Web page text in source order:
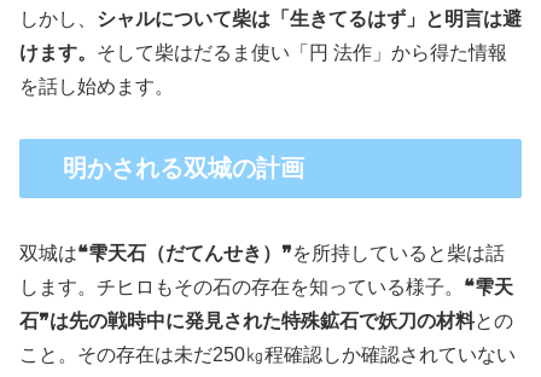
しかし、 シャルについて柴は「生きてるはず」と明言は避
けます。 そして柴はだるま使い「円 法作」から得た情報
を話し始めます。
明かされる双城の計画
双城は❝雫天石（だてんせき）❞を所持していると柴は話
します。チヒロもその石の存在を知っている様子。 ❝雫天
石❞は先の戦時中に発見された特殊鉱石で妖刀の材料との
こと。その存在は未だ250㎏程確認しか確認されていない